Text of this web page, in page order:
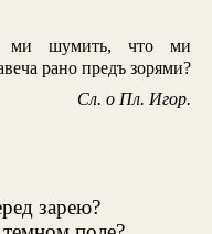
ми шумить, что ми
рано предъ зорями?
Сл. о Пл. Игор.
зарею?